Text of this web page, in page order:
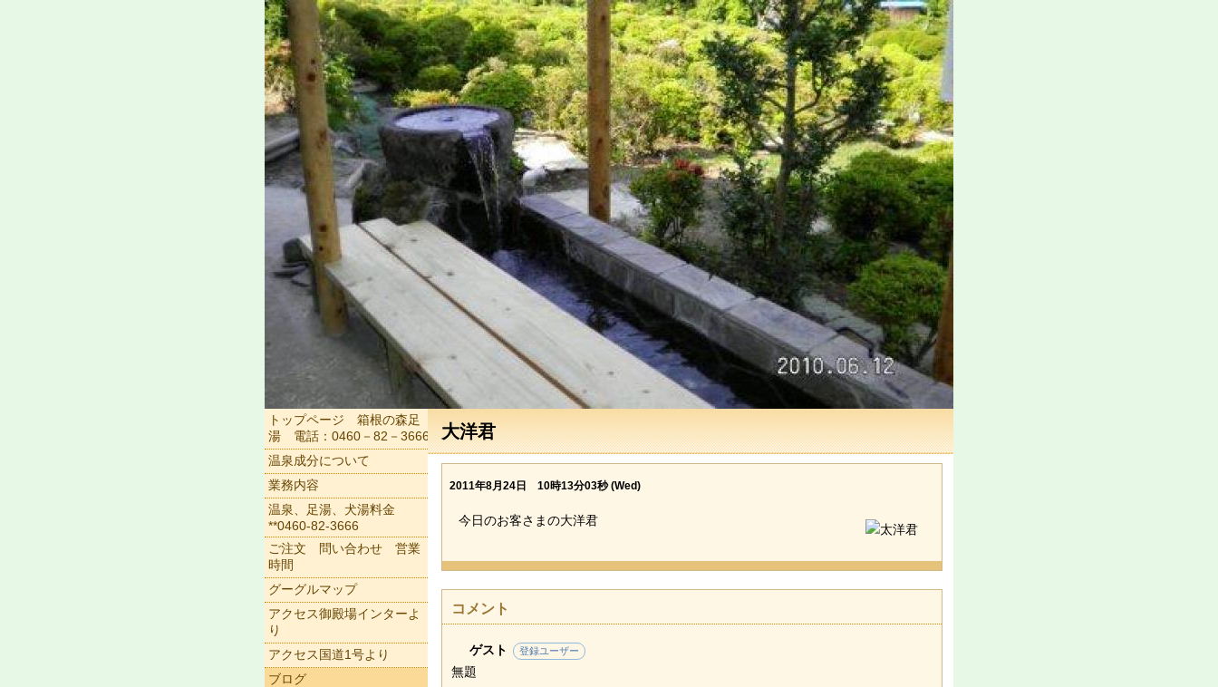
大洋君
2011年8月24日 10時13分03秒 (Wed)
今日のお客さまの大洋君
コメント
ゲスト 登録ユーザー
無題
トップページ 箱根の森足
湯 電話：0460－82－3666
温泉成分について
業務内容
温泉、足湯、犬湯料金
**0460-82-3666
ご注文 問い合わせ 営業
時間
グーグルマップ
アクセス御殿場インターよ
り
アクセス国道1号より
ブログ